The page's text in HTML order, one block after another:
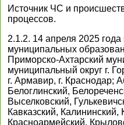
Источник ЧС и
процессов.
2.1.2. 14 апреля 2025
муниципальных
Приморско-Ахтарский
муниципальный округ г.
г. Армавир, г. Краснодар;
Белоглинский,
Выселковский,
Кавказский,
Красноармейский,